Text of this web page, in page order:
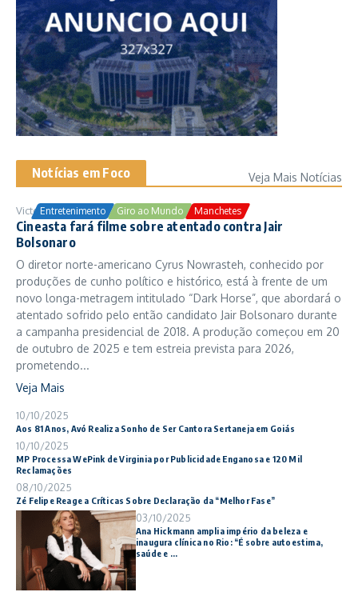
Notícias em Foco Veja Mais Notícias
Entretenimento Giro ao Mundo Manchetes
Victor Samuel 24/10/2025
Cineasta fará filme sobre atentado contra Jair
Bolsonaro
O diretor norte-americano Cyrus Nowrasteh, conhecido por
produções de cunho político e histórico, está à frente de um
novo longa-metragem intitulado “Dark Horse”, que abordará o
atentado sofrido pelo então candidato Jair Bolsonaro durante
a campanha presidencial de 2018. A produção começou em 20
de outubro de 2025 e tem estreia prevista para 2026,
prometendo...
Veja Mais
10/10/2025
Aos 81 Anos, Avó Realiza Sonho de Ser Cantora Sertaneja em Goiás
10/10/2025
MP Processa WePink de Virginia por Publicidade Enganosa e 120 Mil
Reclamações
08/10/2025
Zé Felipe Reage a Críticas Sobre Declaração da “Melhor Fase”
03/10/2025
Ana Hickmann amplia império da beleza e
inaugura clínica no Rio: “É sobre autoestima,
saúde e ...